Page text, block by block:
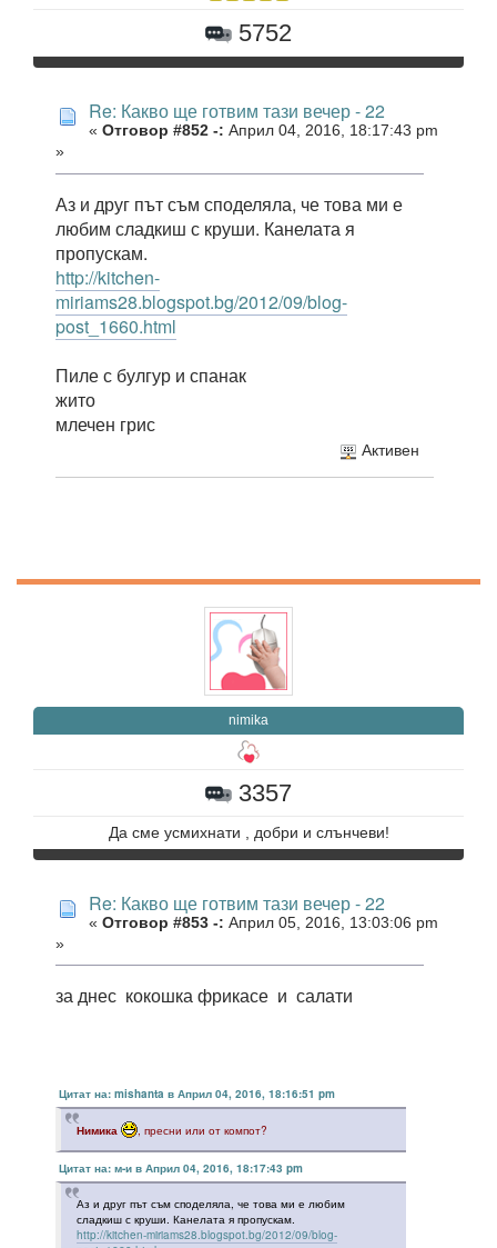
5752
Re: Какво ще готвим тази вечер - 22
« Отговор #852 -: Април 04, 2016, 18:17:43 pm
»
Аз и друг път съм споделяла, че това ми е
любим сладкиш с круши. Канелата я
пропускам.
http://kitchen-
miriams28.blogspot.bg/2012/09/blog-
post_1660.html
Пиле с булгур и спанак
жито
млечен грис
Активен
nimika
3357
Да сме усмихнати , добри и слънчеви!
Re: Какво ще готвим тази вечер - 22
« Отговор #853 -: Април 05, 2016, 13:03:06 pm
»
за днес кокошка фрикасе и салати
Цитат на: mishanta в Април 04, 2016, 18:16:51 pm
Нимика , пресни или от компот?
Цитат на: м-и в Април 04, 2016, 18:17:43 pm
Аз и друг път съм споделяла, че това ми е любим
сладкиш с круши. Канелата я пропускам.
http://kitchen-miriams28.blogspot.bg/2012/09/blog-